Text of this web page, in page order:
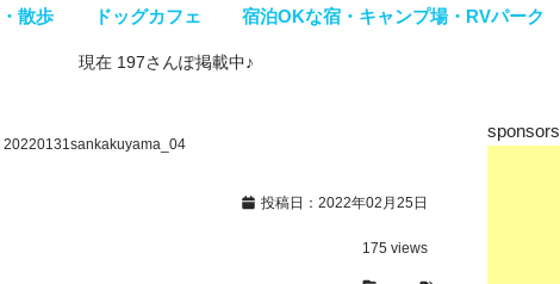
散歩 ドッグカフェ 宿泊OKな宿・キャンプ場・RVパーク
現在 197さんぽ掲載中♪
20220131sankakuyama_04
投稿日：2022年02月25日
175 views
sponsors